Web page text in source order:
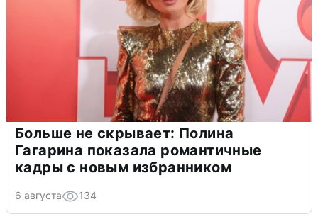
Больше не скрывает: Полина
Гагарина показала романтичные
кадры с новым избранником
6 августа 134